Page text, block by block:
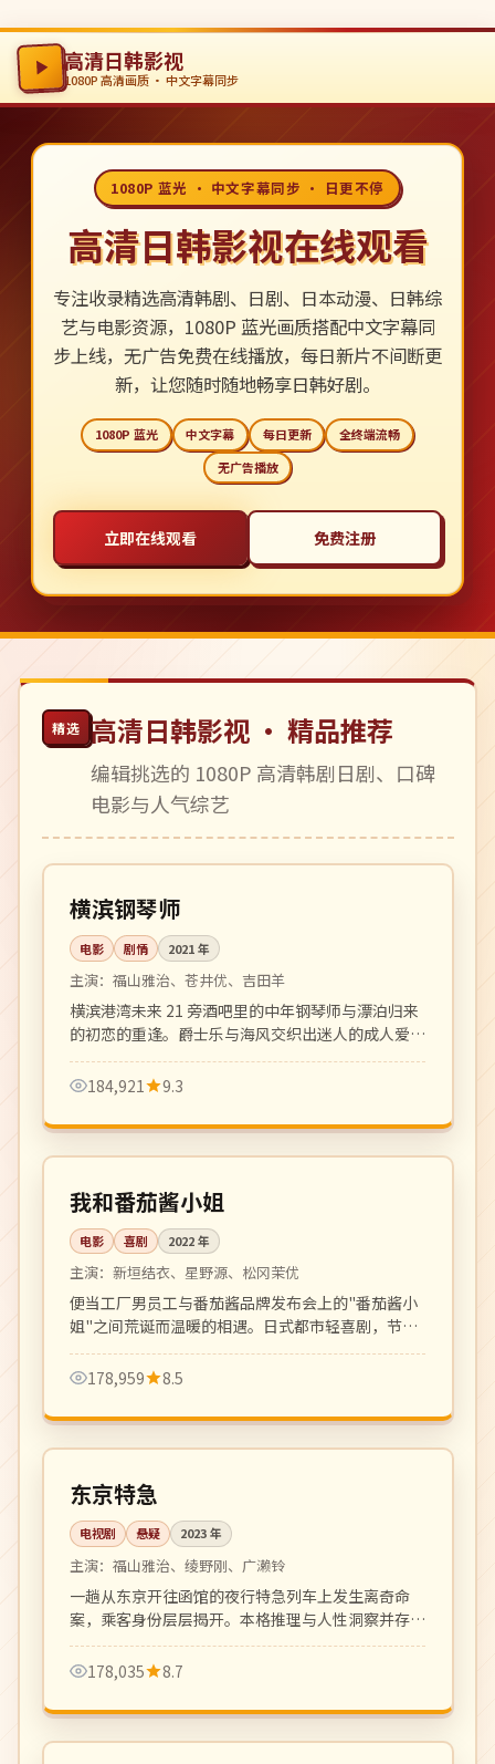
高清日韩影视
1080P 高清画质 · 中文字幕同步
1080P 蓝光 · 中文字幕同步 · 日更不停
高清日韩影视在线观看
专注收录精选高清韩剧、日剧、日本动漫、日韩综
艺与电影资源，1080P 蓝光画质搭配中文字幕同
步上线，无广告免费在线播放，每日新片不间断更
新，让您随时随地畅享日韩好剧。
1080P 蓝光 中文字幕 每日更新
全终端流畅
无广告播放
立即在线观看 免费注册
精选 高清日韩影视 · 精品推荐
编辑挑选的 1080P 高清韩剧日剧、口碑
电影与人气综艺
日本
高分
横滨钢琴师
电影 剧情 2021年
主演： 福山雅治、苍井优、吉田羊
横滨港湾未来 21 旁酒吧里的中年钢琴师与漂泊归来
的初恋的重逢。爵士乐与海风交织出迷人的成人爱情
乐章。
184,921
9.3
日本
高分 104 分钟
我和番茄酱小姐
电影 喜剧 2022年
主演： 新垣结衣、星野源、松冈茉优
便当工厂男员工与番茄酱品牌发布会上的"番茄酱小
姐"之间荒诞而温暖的相遇。日式都市轻喜剧，节奏
轻盈对白可爱。
178,959
8.5
日本
完结 全 8 集
东京特急
电视剧 悬疑 2023年
主演： 福山雅治、绫野刚、广濑铃
一趟从东京开往函馆的夜行特急列车上发生离奇命
案，乘客身份层层揭开。本格推理与人性洞察并存，
松本清张式氛围。
178,035
8.7
热播 更新至 8 期